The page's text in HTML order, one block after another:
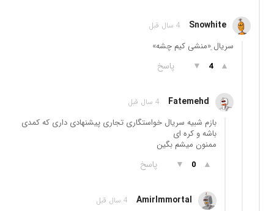
Snowhite 4 سال قبل
سریال ِ«منشی کیم چشه»
▲
4
▼ پاسخ
Fatemehd 4 سال قبل
بازم شبیه سریال خواستگاری تجاری پیشنهادی داری که کمدی
باشه و کره ای
ممنون میشم بگین
▲
0
▼ پاسخ
AmirImmortal 4 سال قبل